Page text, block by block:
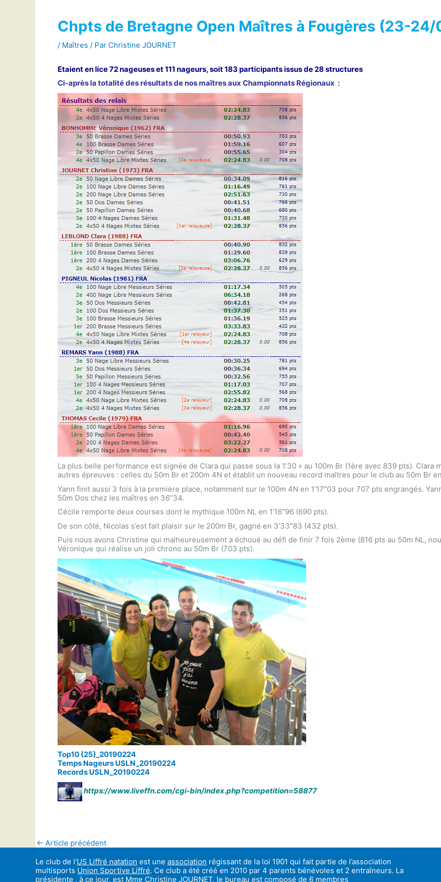
Chpts de Bretagne Open Maîtres à Fougères (23-
/ Maîtres / Par Christine JOURNET
Etaient en lice 72nageuses et 111 nageurs, soit183 participants issus de28 structures
Ci-après la totalité des résultats de nos maîtres aux Championnats Régionaux :
La plus belle performance est signée de Clara qui passe sous la 1’30 » au 100m Br (1ère avec 839 pts).
autres épreuves : celles du 50m Br et 200m 4N et établit un nouveau record maîtres pour le club au 50m Br
Yann finit aussi 3 fois à la première place, notamment sur le 100m 4N en 1’17″03 pour 707 pts engrangés.
50m Dos chez les maîtres en 36″34.
Cécile remporte deux courses dont le mythique 100m NL en 1’16″96 (690 pts).
De son côté, Nicolas s’est fait plaisir sur le 200m Br, gagné en 3’33″83 (432 pts).
Puis nous avons Christine qui malheureusement a échoué au défi de finir 7 fois 2ème (816 pts au 50m NL,
Véronique qui réalise un joli chrono au 50m Br (703 pts).
Top10 (25)_20190224
Temps Nageurs USLN_20190224
Records USLN_20190224
https://www.liveffn.com/cgi-bin/index.php?competition=58877
← Article précédent
Le club de l’US Liffré natation est une association régissant de la loi 1901 qui fait partie de l’association
multisports Union Sportive Liffré. Ce club a été créé en 2010 par 4 parents bénévoles et 2 entraîneurs. La
présidente , à ce jour, est Mme Christine JOURNET, le bureau est composé de 6 membres